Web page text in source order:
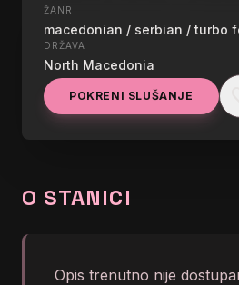
UŽIVO
STIL RADIO
graphic_eq
ŽANR
macedonian / serbian / turbo
DRŽAVA
North Macedonia
POKRENI SLUŠANJE
O STANICI
Opis trenutno nije